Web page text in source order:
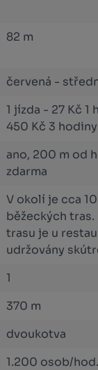
82 m
červená -
1 jízda - 27 Kč
450 Kč 3
ano, 200 m od
zdarma
V okolí je cca
běžeckých
trasu je u
udržovány
1
370 m
dvoukotva
1.200 osob/hod.